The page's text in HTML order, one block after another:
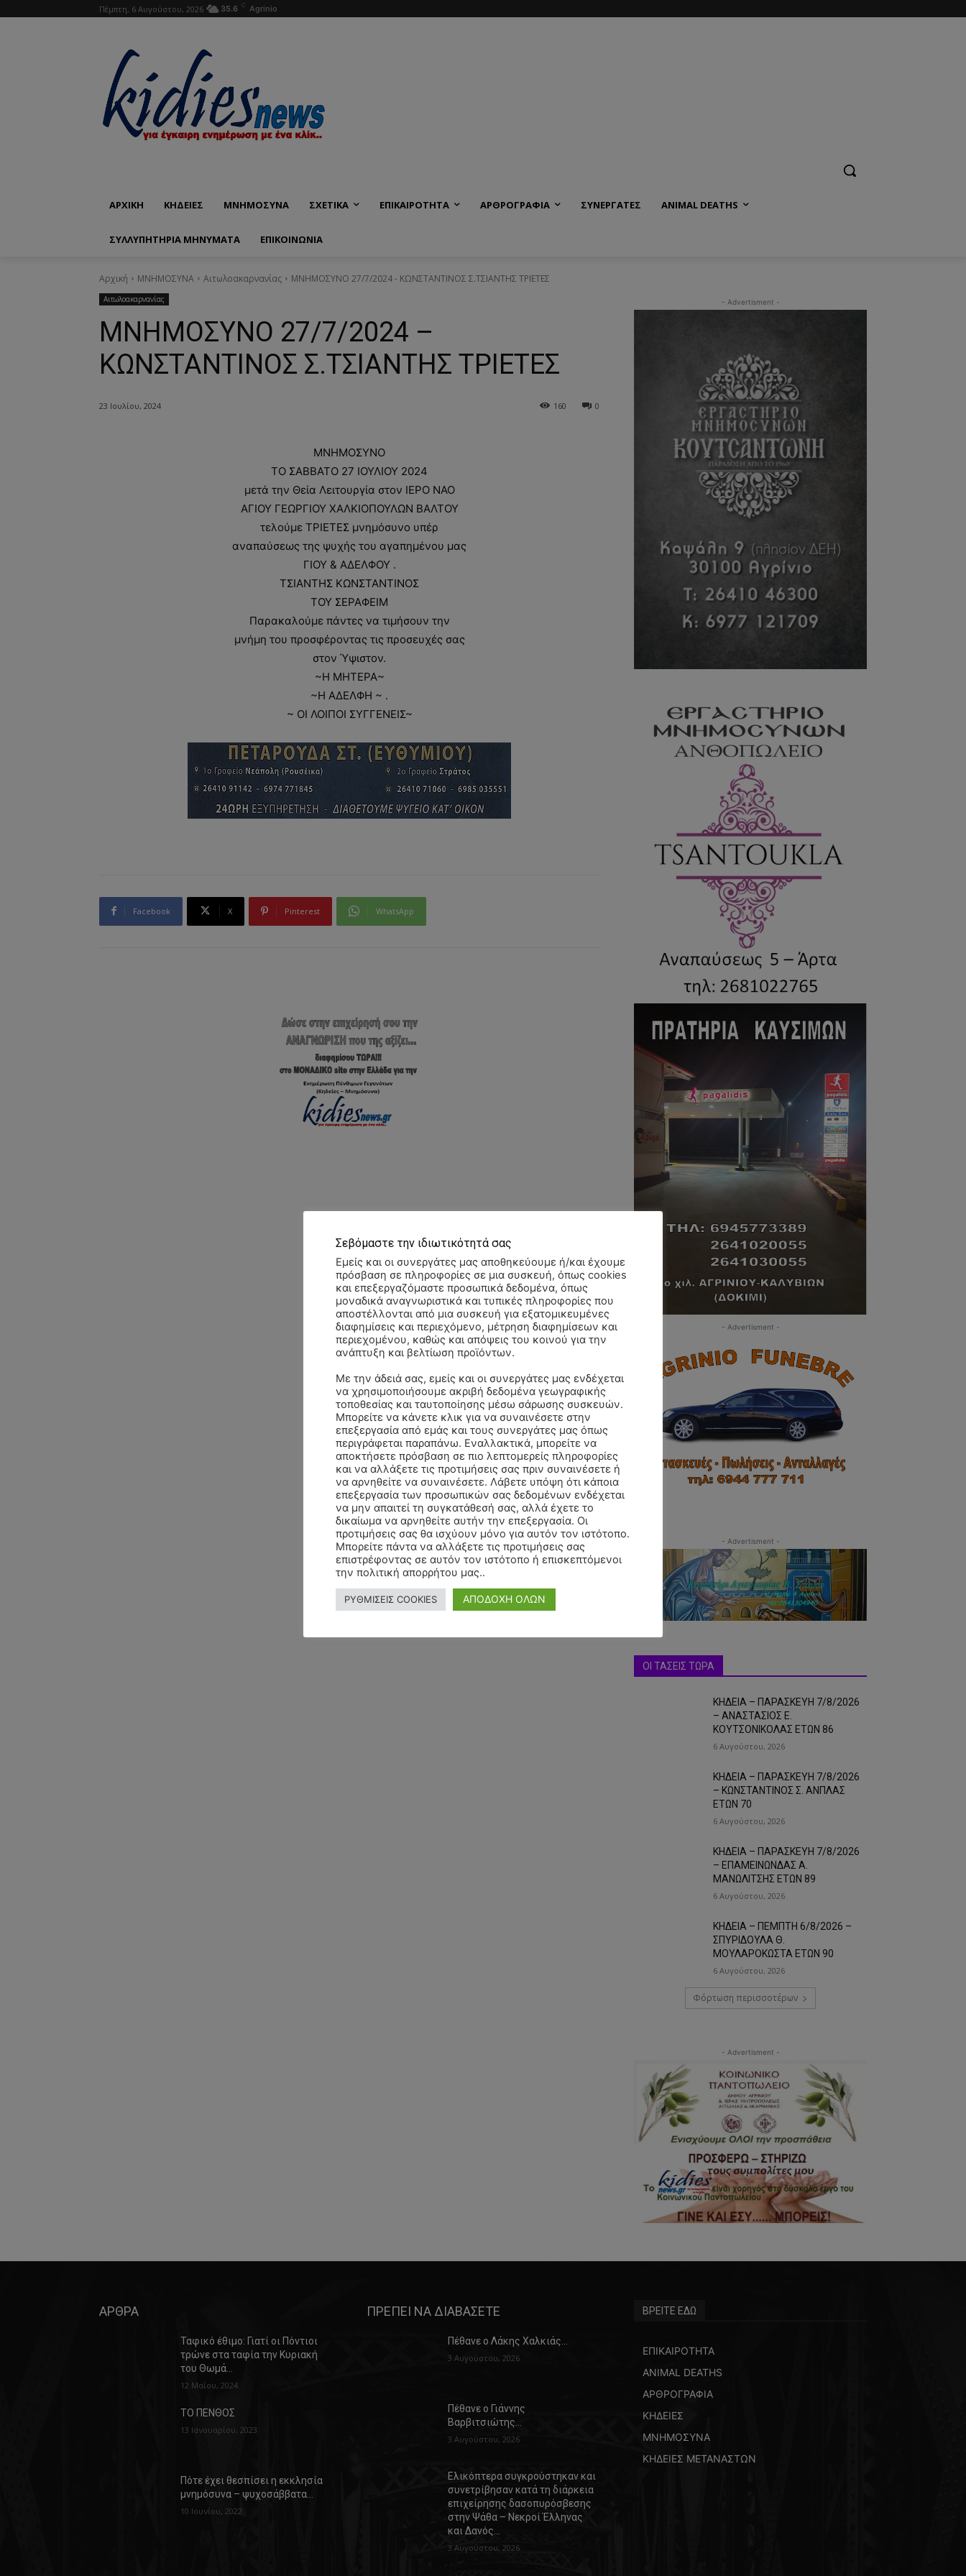
Πέμπτη, 6 Αυγούστου, 2026 35.6 C Agrinio
ΑΡΧΙΚΗ ΚΗΔΕΙΕΣ ΜΝΗΜΟΣΥΝΑ ΣΧΕΤΙΚΑ ΕΠΙΚΑΙΡΟΤΗΤΑ ΑΡΘΡΟΓΡΑΦΙΑ ΣΥΝΕΡΓΑΤΕΣ ANIMAL DEATHS
ΣΥΛΛΥΠΗΤΗΡΙΑ ΜΗΝΥΜΑΤΑ ΕΠΙΚΟΙΝΩΝΊΑ
Αρχική ΜΝΗΜΟΣΥΝΑ Αιτωλοακαρνανίας ΜΝΗΜΟΣΥΝΟ 27/7/2024 - ΚΩΝΣΤΑΝΤΙΝΟΣ Σ.ΤΣΙΑΝΤΗΣ ΤΡΙΕΤΕΣ
Αιτωλοακαρνανίας
ΜΝΗΜΟΣΥΝΟ 27/7/2024 –
ΚΩΝΣΤΑΝΤΙΝΟΣ Σ.ΤΣΙΑΝΤΗΣ ΤΡΙΕΤΕΣ
23 Ιουλίου, 2024 0
160
ΜΝΗΜΟΣΥΝΟ
ΤΟ ΣΑΒΒΑΤΟ 27 ΙΟΥΛΙΟΥ 2024
μετά την Θεία Λειτουργία στον ΙΕΡΟ ΝΑΟ
ΑΓΙΟΥ ΓΕΩΡΓΙΟΥ ΧΑΛΚΙΟΠΟΥΛΩΝ ΒΑΛΤΟΥ
τελούμε ΤΡΙΕΤΕΣ μνημόσυνο υπέρ
αναπαύσεως της ψυχής του αγαπημένου μας
ΓΙΟΥ & ΑΔΕΛΦΟΥ .
ΤΣΙΑΝΤΗΣ ΚΩΝΣΤΑΝΤΙΝΟΣ
ΤΟΥ ΣΕΡΑΦΕΙΜ
Παρακαλούμε πάντες να τιμήσουν την
μνήμη του προσφέροντας τις προσευχές σας
στον Ύψιστον.
~Η ΜΗΤΕΡΑ~
~Η ΑΔΕΛΦΗ ~ .
~ ΟΙ ΛΟΙΠΟΙ ΣΥΓΓΕΝΕΙΣ~
Facebook X Pinterest WhatsApp
- Advertisment -
- Advertisment -
- Advertisment -
ΟΙ ΤΑΣΕΙΣ ΤΩΡΑ
ΚΗΔΕΙΑ – ΠΑΡΑΣΚΕΥΗ 7/8/2026
– ΑΝΑΣΤΑΣΙΟΣ Ε.
ΚΟΥΤΣΟΝΙΚΟΛΑΣ ΕΤΩΝ 86
6 Αυγούστου, 2026
ΚΗΔΕΙΑ – ΠΑΡΑΣΚΕΥΗ 7/8/2026
– ΚΩΝΣΤΑΝΤΙΝΟΣ Σ. ΑΝΠΛΑΣ
ΕΤΩΝ 70
6 Αυγούστου, 2026
ΚΗΔΕΙΑ – ΠΑΡΑΣΚΕΥΗ 7/8/2026
– ΕΠΑΜΕΙΝΩΝΔΑΣ Α.
ΜΑΝΩΛΙΤΣΗΣ ΕΤΩΝ 89
6 Αυγούστου, 2026
ΚΗΔΕΙΑ – ΠΕΜΠΤΗ 6/8/2026 –
ΣΠΥΡΙΔΟΥΛΑ Θ.
ΜΟΥΛΑΡΟΚΩΣΤΑ ΕΤΩΝ 90
6 Αυγούστου, 2026
Φόρτωση περισσοτέρων
- Advertisment -
ΑΡΘΡΑ
Ταφικό έθιμο: Γιατί οι Πόντιοι
τρώνε στα ταφία την Κυριακή
του Θωμά…
12 Μαΐου, 2024
ΤΟ ΠΕΝΘΟΣ
13 Ιανουαρίου, 2023
Πότε έχει θεσπίσει η εκκλησία
μνημόσυνα – ψυχοσάββατα…
10 Ιουνίου, 2022
ΠΡΕΠΕΙ ΝΑ ΔΙΑΒΑΣΕΤΕ
Πέθανε ο Λάκης Χαλκιάς…
3 Αυγούστου, 2026
Πέθανε ο Γιάννης
Βαρβιτσιώτης…
3 Αυγούστου, 2026
Ελικόπτερα συγκρούστηκαν και
συνετρίβησαν κατά τη διάρκεια
επιχείρησης δασοπυρόσβεσης
στην Ψάθα – Νεκροί Έλληνας
και Δανός…
3 Αυγούστου, 2026
ΒΡΕΙΤΕ ΕΔΩ
ΕΠΙΚΑΙΡΟΤΗΤΑ
ANIMAL DEATHS
ΑΡΘΡΟΓΡΑΦΙΑ
ΚΗΔΕΙΕΣ
ΜΝΗΜΟΣΥΝΑ
ΚΗΔΕΙΕΣ ΜΕΤΑΝΑΣΤΩΝ
Σεβόμαστε την ιδιωτικότητά σας
Εμείς και οι συνεργάτες μας αποθηκεύουμε ή/και έχουμε
πρόσβαση σε πληροφορίες σε μια συσκευή, όπως cookies
και επεξεργαζόμαστε προσωπικά δεδομένα, όπως
μοναδικά αναγνωριστικά και τυπικές πληροφορίες που
αποστέλλονται από μια συσκευή για εξατομικευμένες
διαφημίσεις και περιεχόμενο, μέτρηση διαφημίσεων και
περιεχομένου, καθώς και απόψεις του κοινού για την
ανάπτυξη και βελτίωση προϊόντων.
Με την άδειά σας, εμείς και οι συνεργάτες μας ενδέχεται
να χρησιμοποιήσουμε ακριβή δεδομένα γεωγραφικής
τοποθεσίας και ταυτοποίησης μέσω σάρωσης συσκευών.
Μπορείτε να κάνετε κλικ για να συναινέσετε στην
επεξεργασία από εμάς και τους συνεργάτες μας όπως
περιγράφεται παραπάνω. Εναλλακτικά, μπορείτε να
αποκτήσετε πρόσβαση σε πιο λεπτομερείς πληροφορίες
και να αλλάξετε τις προτιμήσεις σας πριν συναινέσετε ή
να αρνηθείτε να συναινέσετε. Λάβετε υπόψη ότι κάποια
επεξεργασία των προσωπικών σας δεδομένων ενδέχεται
να μην απαιτεί τη συγκατάθεσή σας, αλλά έχετε το
δικαίωμα να αρνηθείτε αυτήν την επεξεργασία. Οι
προτιμήσεις σας θα ισχύουν μόνο για αυτόν τον ιστότοπο.
Μπορείτε πάντα να αλλάξετε τις προτιμήσεις σας
επιστρέφοντας σε αυτόν τον ιστότοπο ή επισκεπτόμενοι
την πολιτική απορρήτου μας..
ΡΥΘΜΙΣΕΙΣ COOKIES ΑΠΟΔΟΧΗ ΟΛΩΝ